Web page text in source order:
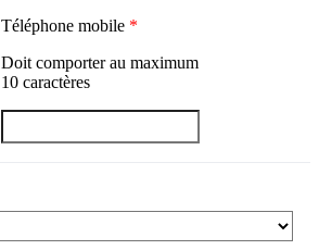
Téléphone mobile *
Doit comporter au maximum
10caractères